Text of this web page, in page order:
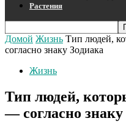
Растения
Домой Жизнь Тип людей,
согласно знаку Зодиака
Жизнь
Тип людей,
— согласно знаку